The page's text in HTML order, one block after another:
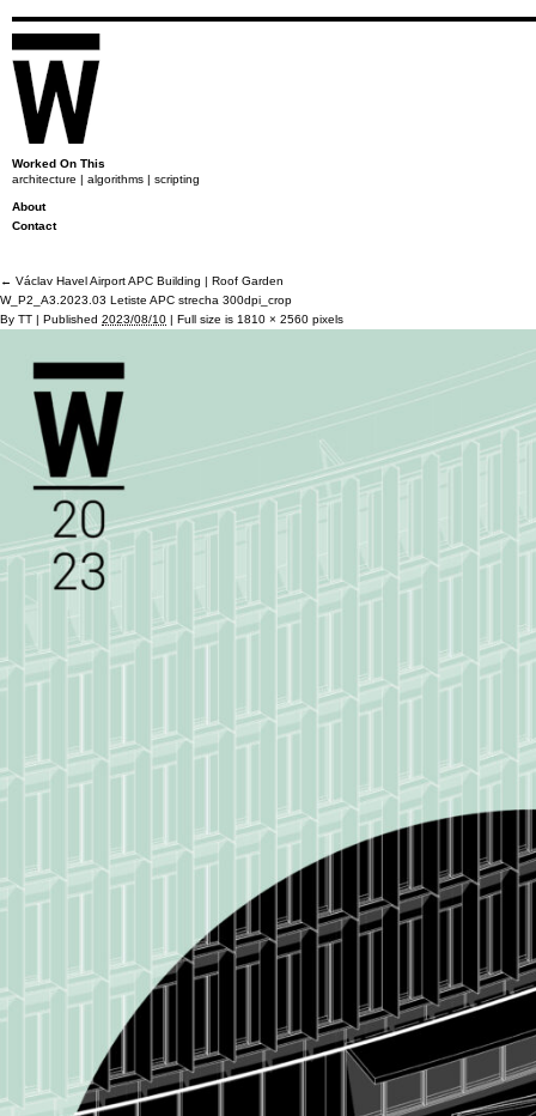
Worked On This
architecture | algorithms | scripting
About
Contact
← Václav Havel Airport APC Building | Roof Garden
W_P2_A3.2023.03 Letiste APC strecha 300dpi_crop
By TT | Published 2023/08/10 | Full size is 1810 × 2560 pixels